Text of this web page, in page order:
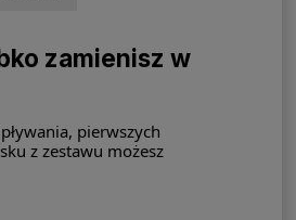
zamienisz w
pierwszych
z zestawu możesz